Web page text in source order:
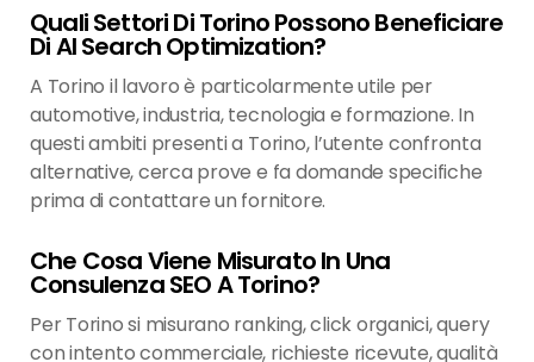
Quali Settori Di Torino Possono Beneficiare
Di AI Search Optimization?
A Torino il lavoro è particolarmente utile per
automotive, industria, tecnologia e formazione. In
questi ambiti presenti a Torino, l’utente confronta
alternative, cerca prove e fa domande specifiche
prima di contattare un fornitore.
Che Cosa Viene Misurato In Una
Consulenza SEO A Torino?
Per Torino si misurano ranking, click organici, query
con intento commerciale, richieste ricevute, qualità